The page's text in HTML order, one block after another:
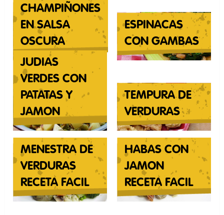
CHAMPIÑONES
EN SALSA
OSCURA
ESPINACAS
CON GAMBAS
JUDIAS
VERDES CON
PATATAS Y
JAMON
TEMPURA DE
VERDURAS
MENESTRA DE
VERDURAS
RECETA FACIL
HABAS CON
JAMON
RECETA FACIL